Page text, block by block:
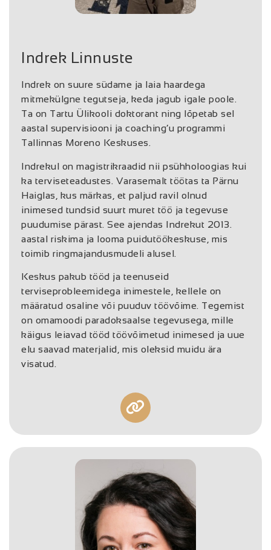
Indrek Linnuste
Indrek on suure südame ja laia haardega
mitmekülgne tegutseja, keda jagub igale poole.
Ta on Tartu Ülikooli doktorant ning lõpetab sel
aastal supervisiooni ja coaching’u programmi
Tallinnas Moreno Keskuses.
Indrekul on magistrikraadid nii psühholoogias kui
ka terviseteadustes. Varasemalt töötas ta Pärnu
Haiglas, kus märkas, et paljud ravil olnud
inimesed tundsid suurt muret töö ja tegevuse
puudumise pärast. See ajendas Indrekut 2013.
aastal riskima ja looma puidutöökeskuse, mis
toimib ringmajandusmudeli alusel.
Keskus pakub tööd ja teenuseid
terviseprobleemidega inimestele, kellele on
määratud osaline või puuduv töövõime. Tegemist
on omamoodi paradoksaalse tegevusega, mille
käigus leiavad tööd töövõimetud inimesed ja uue
elu saavad materjalid, mis oleksid muidu ära
visatud.